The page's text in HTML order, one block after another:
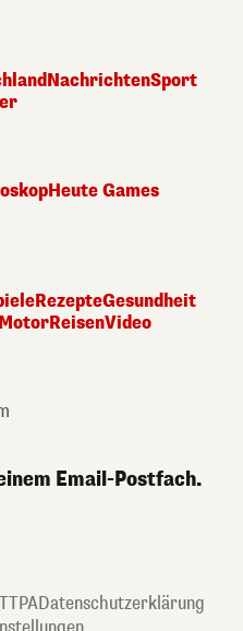
NachrichtenSport
Heute Games
RezepteGesundheit
MotorReisenVideo
Email-Postfach.
TTPADatenschutzerklärung